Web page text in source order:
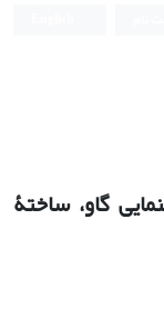
گاو، ساختۀ